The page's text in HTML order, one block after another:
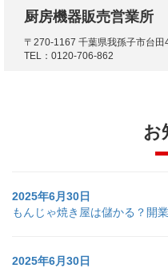
厨房機器販売営業所
〒270-1167 千葉県我孫子市台田
TEL：0120-706-862
お
2025年6月30日
もんじゃ焼き屋は儲かる？開
2025年6月30日